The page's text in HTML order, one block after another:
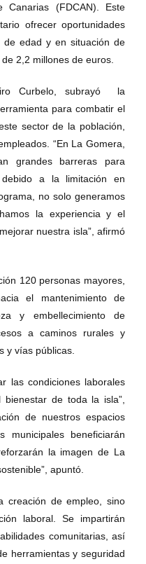
(FDCAN). Este
ofrecer oportunidades
de edad y en situación de
2,2 millones de euros.
Curbelo, subrayó la
para combatir el
sector de la población,
“En La Gomera,
grandes barreras para
a la limitación en
no solo generamos
la experiencia y el
nuestra isla”, afirmó
120 personas mayores,
el mantenimiento de
y embellecimiento de
a caminos rurales y
y vías públicas.
las condiciones laborales
de toda la isla”,
de nuestros espacios
beneficiarán
la imagen de La
apuntó.
creación de empleo, sino
laboral. Se impartirán
comunitarias, así
herramientas y seguridad